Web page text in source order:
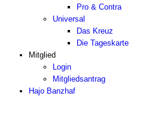
Pro & Contra
Universal
Das Kreuz
Die Tageskarte
Mitglied
Login
Mitgliedsantrag
Hajo Banzhaf